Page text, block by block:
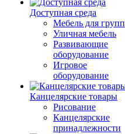
Доступная среда
Мебель для групп
Уличная мебель
Развивающие
оборудование
Игровое
оборудование
Канцелярские товары
Рисование
Канцелярские
принадлежности